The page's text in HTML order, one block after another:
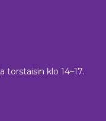
torstaisin klo 14–17.